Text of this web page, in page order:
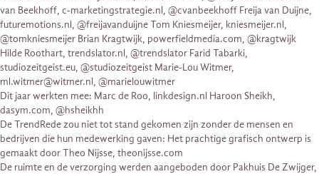
van Beekhoff, c-marketingstrategie.nl, @cvanbeekhoff Freija van Duijne,
futuremotions.nl, @freijavanduijne Tom Kniesmeijer, kniesmeijer.nl,
@tomkniesmeijer Brian Kragtwijk, powerfieldmedia.com, @kragtwijk
Hilde Roothart, trendslator.nl, @trendslator Farid Tabarki,
studiozeitgeist.eu, @studiozeitgeist Marie-Lou Witmer,
ml.witmer@witmer.nl, @marielouwitmer
Dit jaar werkten mee: Marc de Roo, linkdesign.nl Haroon Sheikh,
dasym.com, @hsheikhh
De TrendRede zou niet tot stand gekomen zijn zonder de mensen en
bedrijven die hun medewerking gaven: Het prachtige grafisch ontwerp is
gemaakt door Theo Nijsse, theonijsse.com
De ruimte en de verzorging werden aangeboden door Pakhuis De Zwijger,